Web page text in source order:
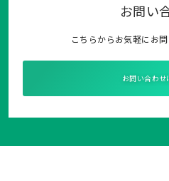
お問い
こちらからお気軽にお問
お問い合わせ